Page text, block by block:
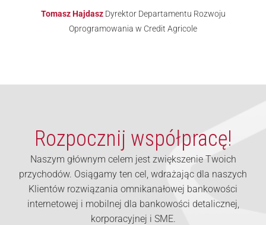
Tomasz Hajdasz Dyrektor Departamentu Rozwoju
Oprogramowania w Credit Agricole
Rozpocznij współpracę!
Naszym głównym celem jest zwiększenie Twoich
przychodów. Osiągamy ten cel, wdrażając dla naszych
Klientów rozwiązania omnikanałowej bankowości
internetowej i mobilnej dla bankowości detalicznej,
korporacyjnej i SME.